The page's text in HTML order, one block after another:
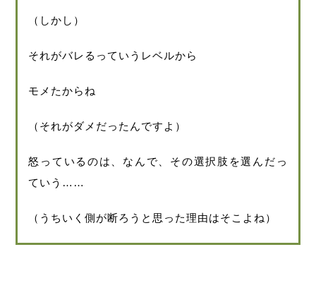
（しかし）
それがバレるっていうレベルから
モメたからね
（それがダメだったんですよ）
怒っているのは、なんで、その選択肢を選んだっ
ていう……
（うちいく側が断ろうと思った理由はそこよね）